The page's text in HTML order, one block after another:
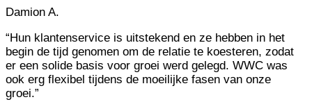
Damion A.
“Hun klantenservice is uitstekend en ze hebben in het
begin de tijd genomen om de relatie te koesteren, zodat
er een solide basis voor groei werd gelegd. WWC was
ook erg flexibel tijdens de moeilijke fasen van onze
groei.”